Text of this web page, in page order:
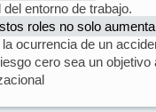
entorno de trabajo.
roles no solo
ocurrencia de un
cero sea un